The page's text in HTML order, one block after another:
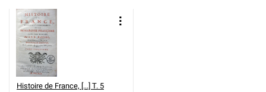
Histoire de France, [...] T. 5